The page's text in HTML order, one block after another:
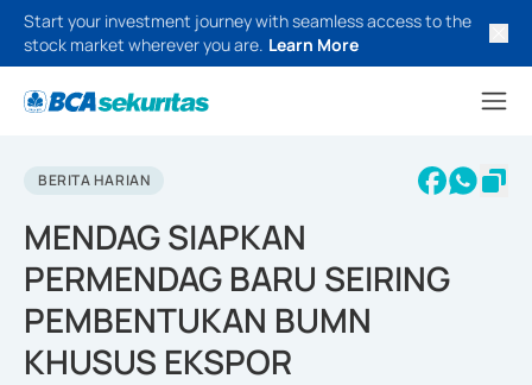
Start your investment journey with seamless access to the
stock market wherever you are. Learn More
BERITA HARIAN
MENDAG SIAPKAN
PERMENDAG BARU SEIRING
PEMBENTUKAN BUMN
KHUSUS EKSPOR